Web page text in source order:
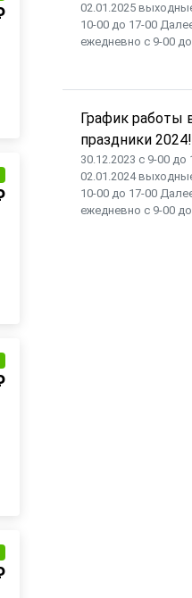
02.01.2025
10-00 до 17-00
ежедневно с 9-00
График работы
праздники
30.12.2023 с 9-00 до
02.01.2024
10-00 до 17-00
ежедневно с 9-00